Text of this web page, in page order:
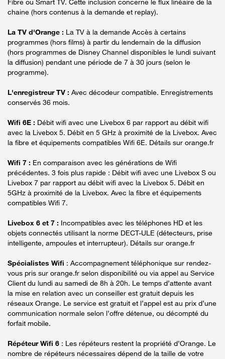
chaine (hors contenus à la demande et replay).
La TV d'Orange : La TV à la demande Accès à certains
programmes (hors films) à partir du lendemain de la diffusion
(hors programmes de Disney Channel disponibles le lundi suivant
la diffusion) pendant une période de 7 à 30 jours (selon le
programme).
L'enregistreur TV : Avec décodeur compatible. Enregistrements
conservés 36 mois.
Wifi 6E : Débit wifi avec une Livebox 6 par rapport au débit wifi
avec la Livebox 5. Débit en 5 GHz à proximité de la Livebox. Avec
la fibre et équipements compatibles Wifi 6E. Détails sur orange.fr
Wifi 7 : En comparaison avec les générations de Wifi
précédentes. 3 fois plus rapide : Débit wifi avec une Livebox S ou
Livebox 7 par rapport au débit wifi avec la Livebox 5. Débit en
5GHz à proximité de la Livebox. Avec la fibre et équipements
compatibles Wifi 7.
Livebox 6 et 7 : Incompatibles avec les téléphones HD et les
objets connectés utilisant la norme DECT-ULE (détecteurs, prise
intelligente, ampoules et interrupteur). Détails sur orange.fr
Spécialistes Wifi : Accompagnement téléphonique sur rendez-
vous pris sur orange.fr selon disponibilité ou via appel au Service
Client du lundi au samedi de 8h à 20h. Le temps d’attente avant
la mise en relation avec un conseiller est gratuit depuis les
réseaux Orange. Le service est gratuit et l’appel est au prix d’une
communication normale selon l’offre détenue, ou décompté du
forfait mobile.
Répéteur Wifi 6 : Les répéteurs restent la propriété d’Orange. Le
nombre de répéteurs nécessaires dépend de la taille de votre